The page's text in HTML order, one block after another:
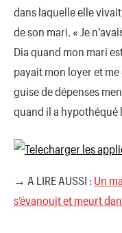
dans laquelle elle
de son mari. « Je
Dia quand mon mari
payait mon loyer et
guise de dépenses
quand il a hypothéqué
→ A LIRE AUSSI : Un
s’évanouit et meurt